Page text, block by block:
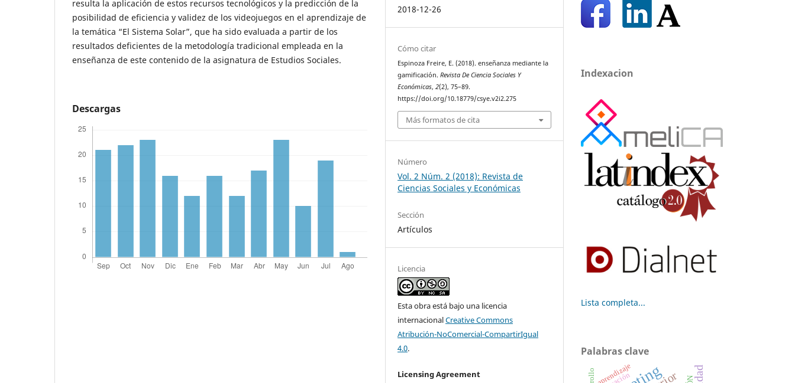
resulta la aplicación de estos recursos tecnológicos y la predicción de la
posibilidad de eficiencia y validez de los videojuegos en el aprendizaje de
la temática “El Sistema Solar”, que ha sido evaluada a partir de los
resultados deficientes de la metodología tradicional empleada en la
enseñanza de este contenido de la asignatura de Estudios Sociales.
Descargas
2018-12-26
Cómo citar
Espinoza Freire, E. (2018). enseñanza mediante la
gamificación.Revista De Ciencia Sociales Y
Económicas,2(2), 75–89.
https://doi.org/10.18779/csye.v2i2.275
Más formatos de cita
Número
Vol. 2 Núm. 2 (2018): Revista de
Ciencias Sociales y Económicas
Sección
Artículos
Licencia
Esta obra está bajo una licencia
internacionalCreative Commons
Atribución-NoComercial-CompartirIgual
4.0.
Licensing Agreement
Indexacion
Lista completa...
Palabras clave
aprendizaje